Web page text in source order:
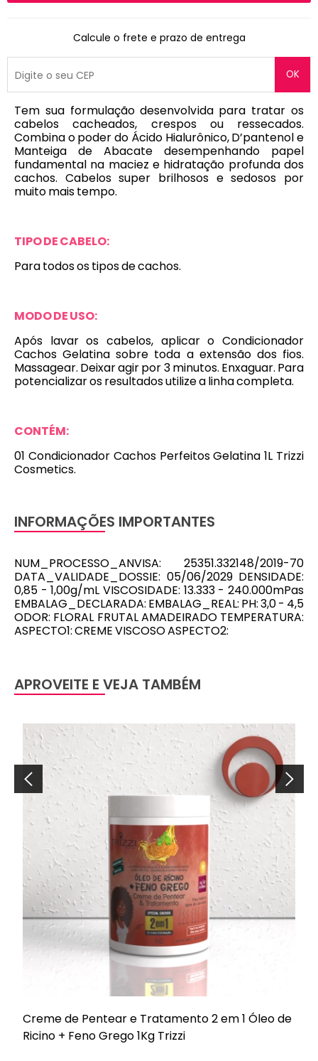
Calcule o frete e prazo de entrega
OK
Tem sua formulação desenvolvida para tratar os
cabelos cacheados, crespos ou ressecados.
Combina o poder do Ácido Hialurônico, D’pantenol e
Manteiga de Abacate desempenhando papel
fundamental na maciez e hidratação profunda dos
cachos. Cabelos super brilhosos e sedosos por
muito mais tempo.
TIPO DE CABELO:
Para todos os tipos de cachos.
MODO DE USO:
Após lavar os cabelos, aplicar o Condicionador
Cachos Gelatina sobre toda a extensão dos fios.
Massagear. Deixar agir por 3 minutos. Enxaguar. Para
potencializar os resultados utilize a linha completa.
CONTÉM:
01 Condicionador Cachos Perfeitos Gelatina 1L Trizzi
Cosmetics.
INFORMAÇÕES IMPORTANTES
NUM_PROCESSO_ANVISA: 25351.332148/2019-70
DATA_VALIDADE_DOSSIE: 05/06/2029 DENSIDADE:
0,85 - 1,00g/mL VISCOSIDADE: 13.333 - 240.000mPas
EMBALAG_DECLARADA: EMBALAG_REAL: PH: 3,0 - 4,5
ODOR: FLORAL FRUTAL AMADEIRADO TEMPERATURA:
ASPECTO1: CREME VISCOSO ASPECTO2:
APROVEITE E VEJA TAMBÉM
Creme de Pentear e Tratamento 2 em 1 Óleo de
Ricino + Feno Grego 1Kg Trizzi